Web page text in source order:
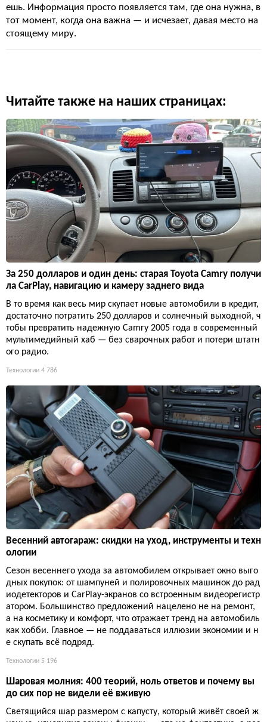
ешь. Информация просто появляется там, где она нужна, в
тот момент, когда она важна — и исчезает, давая место на
стоящему миру.
Читайте также на наших страницах:
За 250 долларов и один день: старая Toyota Camry получи
ла CarPlay, навигацию и камеру заднего вида
В то время как весь мир скупает новые автомобили в кредит,
достаточно потратить 250 долларов и солнечный выходной, ч
тобы превратить надежную Camry 2005 года в современный
мультимедийный хаб — без сварочных работ и потери штатн
ого радио.
Технологии 4 786
Весенний автогараж: скидки на уход, инструменты и техн
ологии
Сезон весеннего ухода за автомобилем открывает окно выго
дных покупок: от шампуней и полировочных машинок до рад
иодетекторов и CarPlay-экранов со встроенным видеорегистр
атором. Большинство предложений нацелено не на ремонт,
а на косметику и комфорт, что отражает тренд на автомобиль
как хобби. Главное — не поддаваться иллюзии экономии и н
е скупать всё подряд.
Технологии 5 196
Шаровая молния: 400 теорий, ноль ответов и почему вы
до сих пор не видели её вживую
Светящийся шар размером с капусту, который живёт своей ж